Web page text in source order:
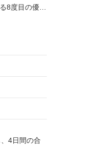
8度目の優勝
4日間の合